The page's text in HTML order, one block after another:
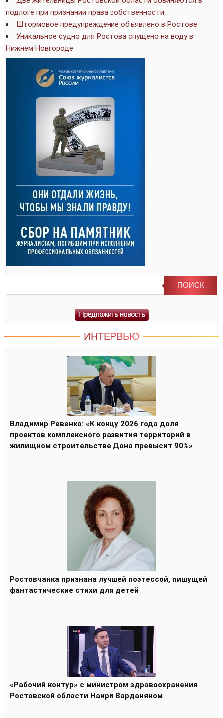
подлоге при признании права собственности
Штормовое предупреждение объявлено в Ростове
Уникальное судно для Ростова спущено на воду в
Нижнем Новгороде
ИНТЕРВЬЮ
Владимир Ревенко: «К концу 2026 года доля
проектов комплексного развития территорий в
жилищном строительстве Дона превысит 90%»
Ростовчанка признана лучшей поэтессой, пишущей
фантастические стихи для детей
«Рабочий контур» с министром здравоохранения
Ростовской области Наири Варданяном